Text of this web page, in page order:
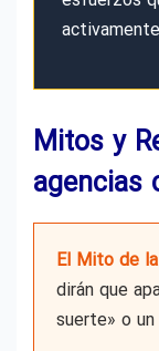
Mitos y
agencias
El Mito de
dirán que
suerte» o